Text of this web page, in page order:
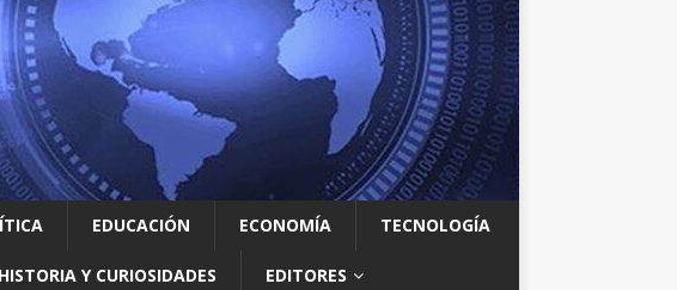
EDUCACIÓN ECONOMÍA TECNOLOGÍA
HISTORIA Y CURIOSIDADES EDITORES